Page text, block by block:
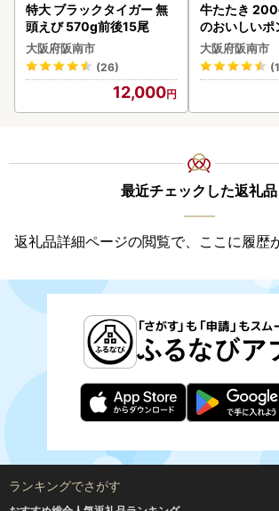
特大 ブラックタイガー 無
頭えび 570g前後15尾
大阪府阪南市
(26)
12,000
牛たたき
のおいしい
大阪府阪南市
最近チェックした返礼品
返礼品詳細ページの閲覧で、ここに履歴
ランキングでさがす